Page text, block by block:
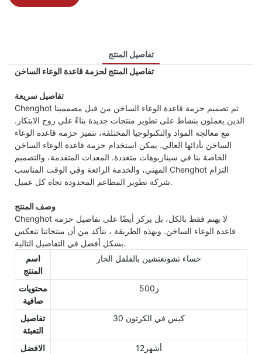
تفاصيل المنتج
تفاصيل المنتج لحزمة قاعدة الوعاء الساخن
تفاصيل سريعة
Chenghot تم تصميم حزمة قاعدة الوعاء الساخن من قبل مصممينا
الذين يعملون بنشاط على تطوير منتجات جديدة بناءً على روح الابتكار.
مع معالجة المواد والتكنولوجيا المختلفة، تتميز حزمة قاعدة الوعاء
الساخن بأدائها العالي. يمكن استخدام حزمة قاعدة الوعاء الساخن
الخاصة بنا في سيناريوهات متعددة. المعدات المتقدمة، والتصميم
المهني، والخدمة الرائعة وفي الوقت المناسب Chenghot التزام
شركة تطوير المطاعم المحدودة تجاه كل عميل.
وصف المنتج
Chenghot لا يهتم فقط بالكل، بل يركز أيضًا على تفاصيل حزمة
قاعدة الوعاء الساخن. وبهذه الطريقة ، نتأكد من أن منتجاتنا تنعكس
بشكل أفضل في التفاصيل التالية.
اسم
المنتج
حساء تشونغتشين بالفلفل الحار
محتويات
صافية
ز500
تفاصيل
التعبئة
30 كيس في الكرتون
الافضل
أشهر12